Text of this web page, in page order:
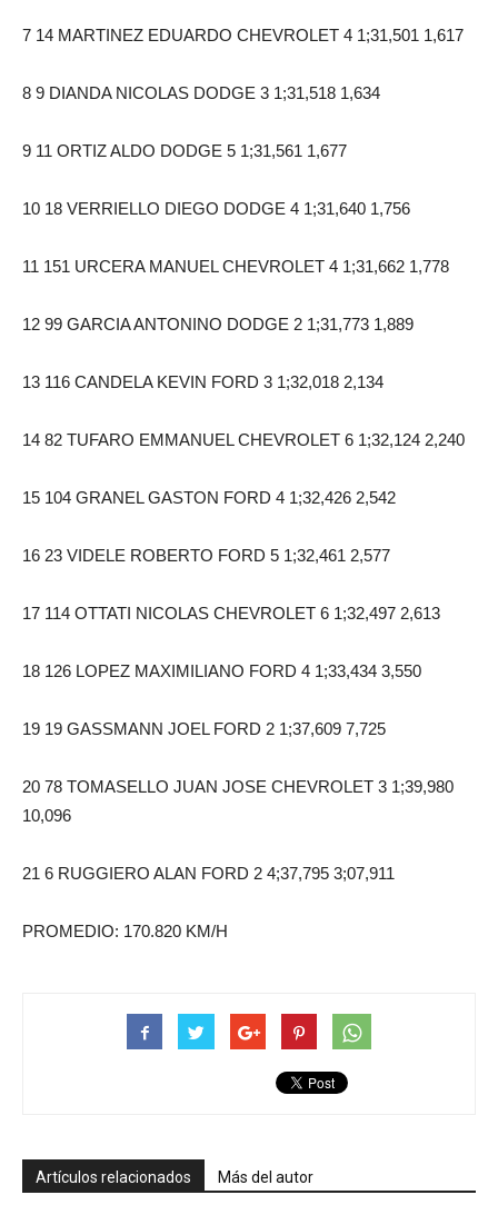
7 14 MARTINEZ EDUARDO CHEVROLET 4 1;31,501 1,617
8 9 DIANDA NICOLAS DODGE 3 1;31,518 1,634
9 11 ORTIZ ALDO DODGE 5 1;31,561 1,677
10 18 VERRIELLO DIEGO DODGE 4 1;31,640 1,756
11 151 URCERA MANUEL CHEVROLET 4 1;31,662 1,778
12 99 GARCIA ANTONINO DODGE 2 1;31,773 1,889
13 116 CANDELA KEVIN FORD 3 1;32,018 2,134
14 82 TUFARO EMMANUEL CHEVROLET 6 1;32,124 2,240
15 104 GRANEL GASTON FORD 4 1;32,426 2,542
16 23 VIDELE ROBERTO FORD 5 1;32,461 2,577
17 114 OTTATI NICOLAS CHEVROLET 6 1;32,497 2,613
18 126 LOPEZ MAXIMILIANO FORD 4 1;33,434 3,550
19 19 GASSMANN JOEL FORD 2 1;37,609 7,725
20 78 TOMASELLO JUAN JOSE CHEVROLET 3 1;39,980
10,096
21 6 RUGGIERO ALAN FORD 2 4;37,795 3;07,911
PROMEDIO: 170.820 KM/H
Artículos relacionados Más del autor